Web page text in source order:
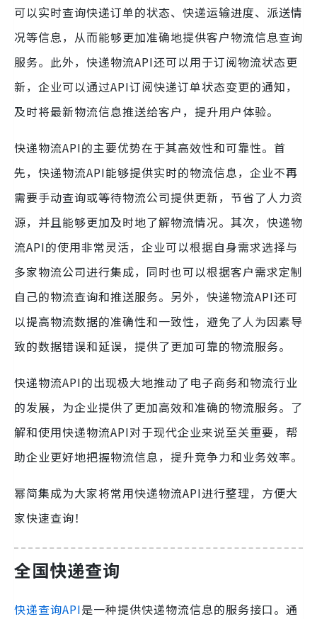
可以实时查询快递订单的状态、快递运输进度、派送情
况等信息，从而能够更加准确地提供客户物流信息查询
服务。此外，快递物流API还可以用于订阅物流状态更
新，企业可以通过API订阅快递订单状态变更的通知，
及时将最新物流信息推送给客户，提升用户体验。
快递物流API的主要优势在于其高效性和可靠性。首
先，快递物流API能够提供实时的物流信息，企业不再
需要手动查询或等待物流公司提供更新，节省了人力资
源，并且能够更加及时地了解物流情况。其次，快递物
流API的使用非常灵活，企业可以根据自身需求选择与
多家物流公司进行集成，同时也可以根据客户需求定制
自己的物流查询和推送服务。另外，快递物流API还可
以提高物流数据的准确性和一致性，避免了人为因素导
致的数据错误和延误，提供了更加可靠的物流服务。
快递物流API的出现极大地推动了电子商务和物流行业
的发展，为企业提供了更加高效和准确的物流服务。了
解和使用快递物流API对于现代企业来说至关重要，帮
助企业更好地把握物流信息，提升竞争力和业务效率。
幂简集成为大家将常用快递物流API进行整理，方便大
家快速查询！
全国快递查询
快递查询API是一种提供快递物流信息的服务接口。通